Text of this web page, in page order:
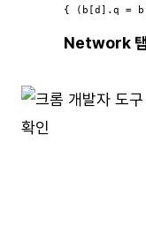
{ (b[d].q =
Network